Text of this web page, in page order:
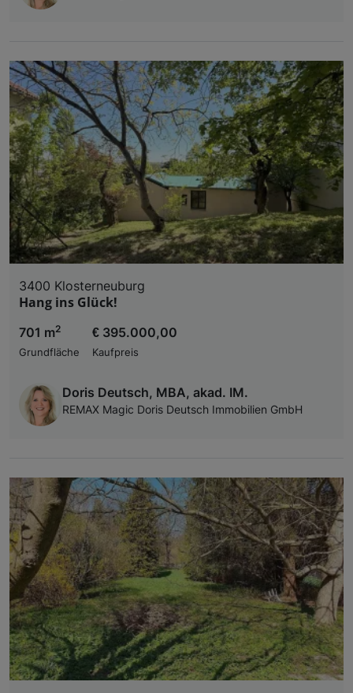
3400 Klosterneuburg
Hang ins Glück!
701 m2
Grundfläche
€ 395.000,00
Kaufpreis
Doris Deutsch, MBA, akad. IM.
REMAX Magic Doris Deutsch Immobilien GmbH